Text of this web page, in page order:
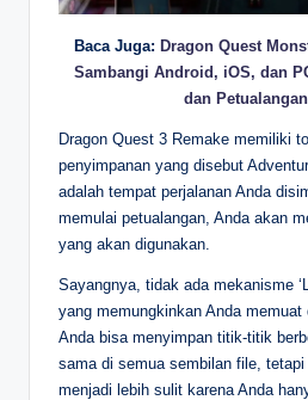
Baca Juga: Dragon Quest
Sambangi Android, iOS, dan
dan
Dragon Quest 3 Remake memiliki
penyimpanan yang disebut
adalah tempat perjalanan Anda
memulai petualangan, Anda akan
yang akan digunakan.
Sayangnya, tidak ada mekanisme
yang memungkinkan Anda memuat
Anda bisa menyimpan titik-titik
sama di semua sembilan file,
menjadi lebih sulit karena Anda